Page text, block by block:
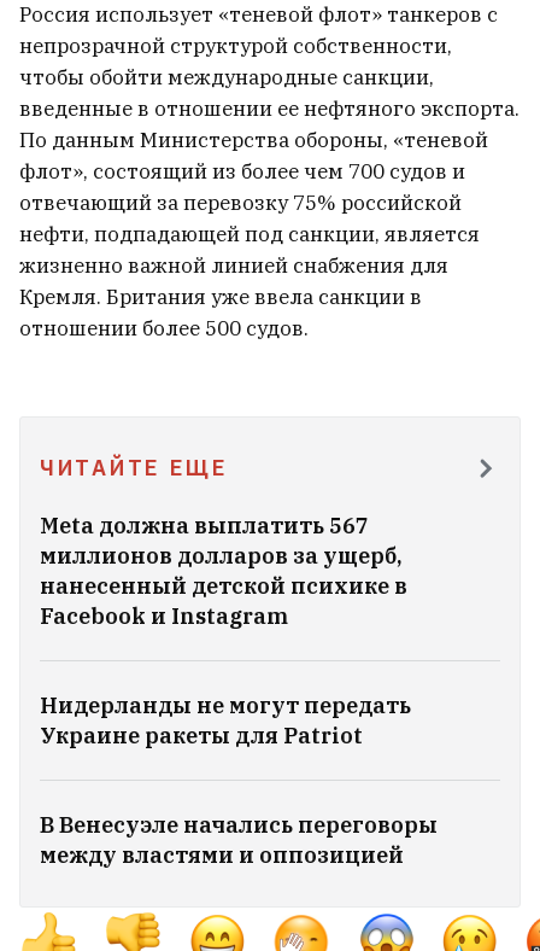
Россия использует «теневой флот» танкеров с
непрозрачной структурой собственности,
чтобы обойти международные санкции,
введенные в отношении ее нефтяного экспорта.
По данным Министерства обороны, «теневой
флот», состоящий из более чем 700 судов и
отвечающий за перевозку 75% российской
нефти, подпадающей под санкции, является
жизненно важной линией снабжения для
Кремля. Британия уже ввела санкции в
отношении более 500 судов.
ЧИТАЙТЕ ЕЩЕ
Meta должна выплатить 567
миллионов долларов за ущерб,
нанесенный детской психике в
Facebook и Instagram
Нидерланды не могут передать
Украине ракеты для Patriot
В Венесуэле начались переговоры
между властями и оппозицией
Шквал, сильный ветер и град натворили
бед этой ночью
Минским Шабанам посвятили модную
коллекцию: где купить и что по ценам?
от мужского и как к таким женщинам
относиться?
9
БАТЭ опроверг слухи о продаже клуба
Капским
1
«Над головой летает по 20 тонн».
Брат и сестра из Беларуси
рассказали, сколько
зарабатывают в порту польской
Гдыни